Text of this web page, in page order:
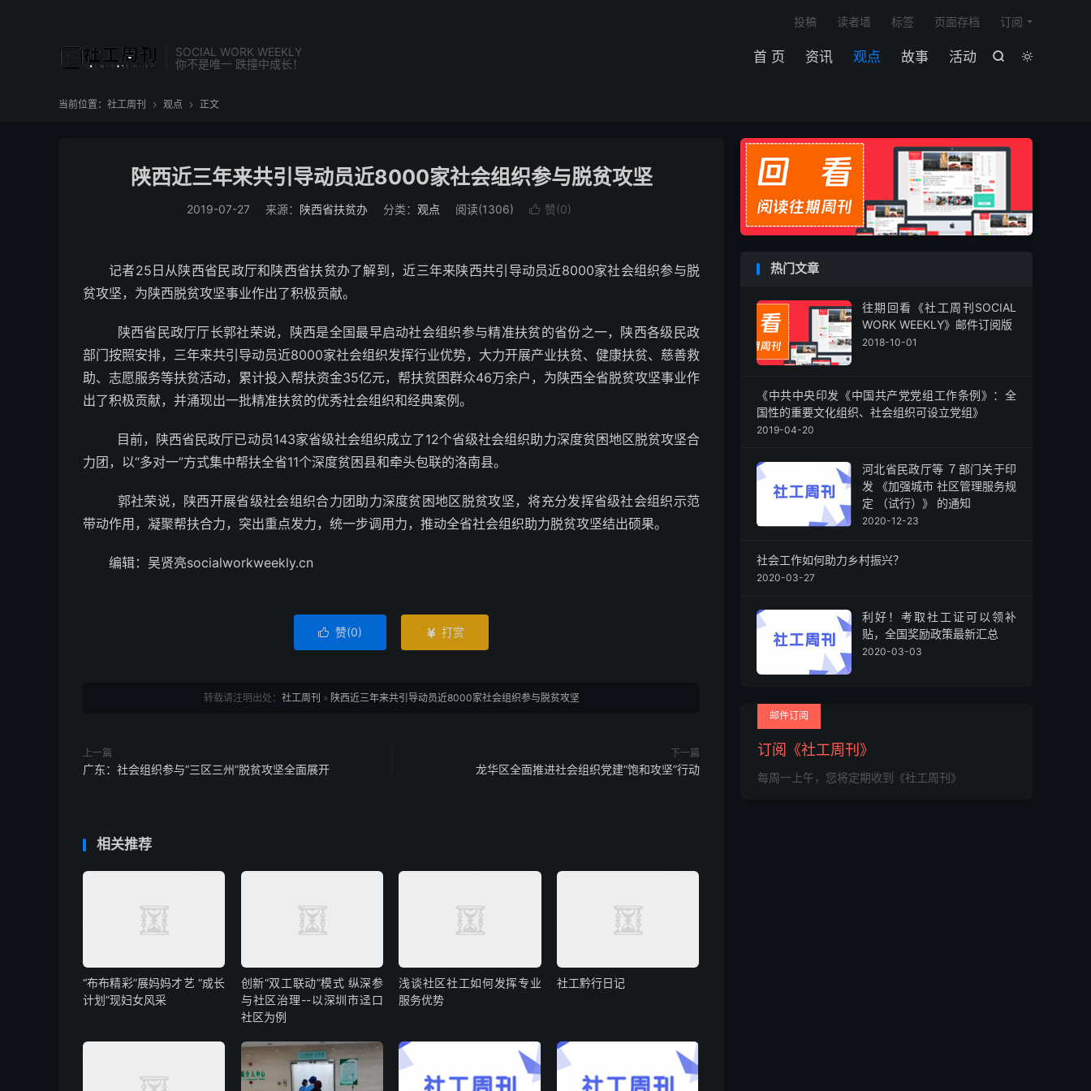
SOCIAL WORK WEEKLY
你不是唯一 跌撞中成长！


首 页 资讯 观点 故事 活动
投稿 读者墙 标签 页面存档 订阅
当前位置： 社工周刊  观点  正文
陕西近三年来共引导动员近8000家社会组织参与脱贫攻坚
2019-07-27 来源： 陕西省扶贫办 分类： 观点 阅读(1306)  赞(0)
记者25日从陕西省民政厅和陕西省扶贫办了解到，近三年来陕西共引导动员近8000家社会组织参与脱
贫攻坚，为陕西脱贫攻坚事业作出了积极贡献。
陕西省民政厅厅长郭社荣说，陕西是全国最早启动社会组织参与精准扶贫的省份之一，陕西各级民政
部门按照安排，三年来共引导动员近8000家社会组织发挥行业优势，大力开展产业扶贫、健康扶贫、慈善救
助、志愿服务等扶贫活动，累计投入帮扶资金35亿元，帮扶贫困群众46万余户，为陕西全省脱贫攻坚事业作
出了积极贡献，并涌现出一批精准扶贫的优秀社会组织和经典案例。
目前，陕西省民政厅已动员143家省级社会组织成立了12个省级社会组织助力深度贫困地区脱贫攻坚合
力团，以“多对一”方式集中帮扶全省11个深度贫困县和牵头包联的洛南县。
郭社荣说，陕西开展省级社会组织合力团助力深度贫困地区脱贫攻坚，将充分发挥省级社会组织示范
带动作用，凝聚帮扶合力，突出重点发力，统一步调用力，推动全省社会组织助力脱贫攻坚结出硕果。
编辑：吴贤亮socialworkweekly.cn
 赞(0)  打赏
转载请注明出处： 社工周刊 » 陕西近三年来共引导动员近8000家社会组织参与脱贫攻坚
上一篇
广东：社会组织参与“三区三州”脱贫攻坚全面展开
下一篇
龙华区全面推进社会组织党建“饱和攻坚”行动
相关推荐
“布布精彩”展妈妈才艺 “成长
计划”现妇女风采
创新“双工联动”模式 纵深参
与社区治理--以深圳市迳口
社区为例
浅谈社区社工如何发挥专业
服务优势
社工黔行日记
热门文章
往期回看《社工周刊SOCIAL
WORK WEEKLY》邮件订阅版
2018-10-01
《中共中央印发《中国共产党党组工作条例》：全
国性的重要文化组织、社会组织可设立党组》
2019-04-20
河北省民政厅等 ７部门关于印
发 《加强城市 社区管理服务规
定 （试行）》 的通知
2020-12-23
社会工作如何助力乡村振兴？
2020-03-27
利好！考取社工证可以领补
贴，全国奖励政策最新汇总
2020-03-03
邮件订阅
订阅《社工周刊》
每周一上午，您将定期收到《社工周刊》